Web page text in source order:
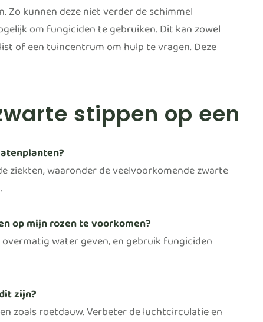
kunnen deze niet verder de schimmel
om fungiciden te gebruiken. Dit kan zowel
of een tuincentrum om hulp te vragen. Deze
stippen op een
waaronder de veelvoorkomende zwarte
op mijn rozen te voorkomen?
water geven, en gebruik fungiciden
zijn?
zoals roetdauw. Verbeter de luchtcirculatie en